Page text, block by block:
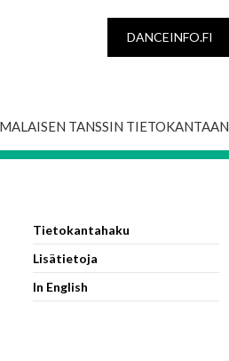
DANCEINFO.FI
TANSSIN TIETOKANTAAN
Tietokantahaku
Lisätietoja
In English